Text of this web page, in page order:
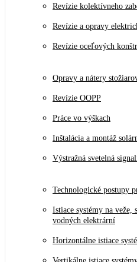
Revízie kolektívneho
Revízie a opravy
Revízie oceľových
Opravy a nátery
Revízie OOPP
Práce vo výškach
Inštalácia a montáž
Výstražná svetelná
Technologické postupy
Istiace systémy na
vodných elektrární
Horizontálne istiace